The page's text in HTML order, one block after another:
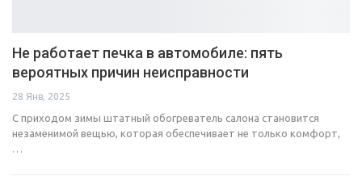
Не работает печка в автомобиле: пять
вероятных причин неисправности
28 Янв, 2025
С приходом зимы штатный обогреватель салона становится
незаменимой вещью, которая обеспечивает не только комфорт,
…